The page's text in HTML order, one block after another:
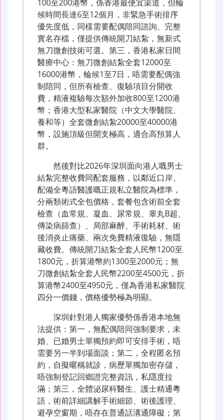
100至200港幣，係香港最便宜渠道，但輪
候時間長達6至12個月，非緊急手術排序
優先度低，同樣需要配偶陪同諮詢、完整
實名存檔，僅提供傳統開刀結紮，無新式
無刀微創技術可選。第三，香港私家日間
醫療中心：無刀微創結紮全套12000至
16000港幣，輪候1至7日，唔需要配偶強
制陪同，但所有檢查、復驗項目分開收
費，精液複驗每次額外加收800至1200港
幣；香港大型私家醫院（中文大學醫院、
養和等）全套微創結紮20000至40000港
幣，設施頂級但開支極高，適合高預算人
群。
然後對比2026年深圳面向港人嘅男士
結紮完整收費同配套服務，以鄰近口岸、
配備全粵語醫護嘅正規私立醫院為標準，
分兩類術式全包價格，套餐包含術前全套
檢查（血常規、凝血、尿常規、睾丸B超、
傳染病篩查）、局部麻醉、手術耗材、術
後消炎止痛藥、兩次免費精液復驗，無隱
藏收費。傳統開刀結紮全套人民幣1200至
1800元，折算港幣約1300至2000元；無
刀微創結紮全套人民幣2200至4500元，折
算港幣2400至4950元，僅為香港私家醫院
四分一價錢，價格優勢極為明顯。
深圳針對港人獨家優勢係香港本地無
法提供：第一，無配偶陪同強制要求，未
婚、已婚男士單獨預約即可安排手術，唔
需要另一半到場面談；第二，全程匿名預
約，自擬暱稱就診，病歷單獨加密存儲，
唔強制登記回鄉證完整資訊，私隱度拉
滿；第三，全體泌尿科醫生、護士精通粵
語，術前詳細講解手術細節、術後護理、
避孕空窗期，唔存在普通話溝通障礙；第